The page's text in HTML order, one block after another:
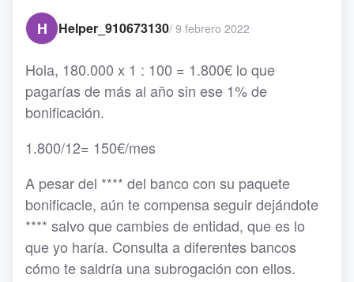
H
Helper_910673130/ 9 febrero 2022
Hola, 180.000 x 1 : 100 = 1.800€ lo que
pagarías de más al año sin ese 1% de
bonificación.
1.800/12= 150€/mes
A pesar del **** del banco con su paquete
bonificacle, aún te compensa seguir dejándote
**** salvo que cambies de entidad, que es lo
que yo haría. Consulta a diferentes bancos
cómo te saldría una subrogación con ellos.